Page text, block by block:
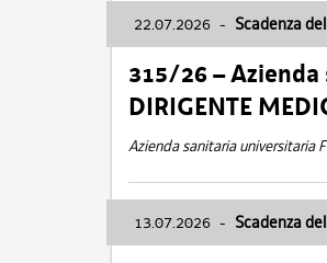
22.07.2026 - Scadenza
315/26 –
DIRIGENTE
Azienda sanitaria universitaria
13.07.2026 - Scadenza